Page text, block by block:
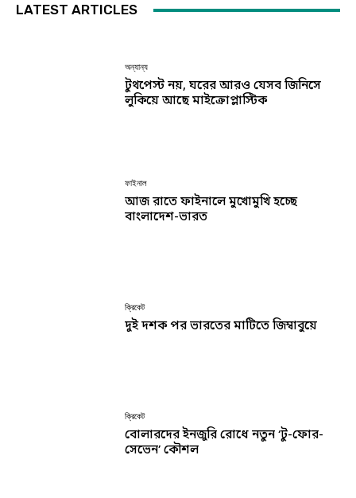
LATEST ARTICLES
অন্যান্য
টুথপেস্ট নয়, ঘরের আরও যেসব জিনিসে
লুকিয়ে আছে মাইক্রোপ্লাস্টিক
ফাইনাল
আজ রাতে ফাইনালে মুখোমুখি হচ্ছে
বাংলাদেশ-ভারত
ক্রিকেট
দুই দশক পর ভারতের মাটিতে জিম্বাবুয়ে
ক্রিকেট
বোলারদের ইনজুরি রোধে নতুন ‘টু-ফোর-
সেভেন’ কৌশল